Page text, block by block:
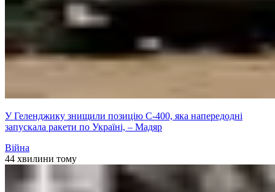
У Геленджику знищили позицію С-400, яка напередодні
запускала ракети по Україні, – Мадяр
Війна
44 хвилини тому